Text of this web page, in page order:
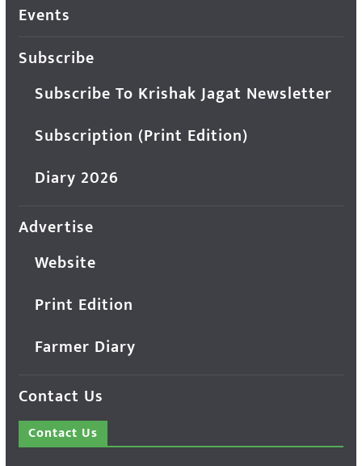
Events
Subscribe
Subscribe To Krishak Jagat Newsletter
Subscription (Print Edition)
Diary 2026
Advertise
Website
Print Edition
Farmer Diary
Contact Us
Contact Us